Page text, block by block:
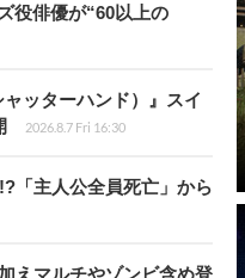
役俳優が“60以上の
ッターハンド）』スイ
2026.8.7 Fri 16:30
「主人公全員死亡」から
えマルチやゾンビ含め登